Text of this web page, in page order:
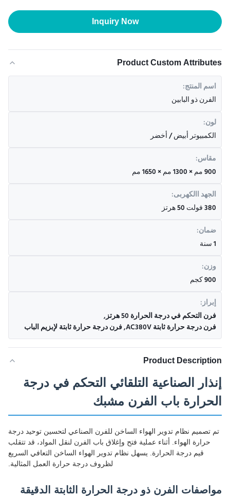
Inquiry Now
Product Custom Attributes
اسم المنتج:
الفرن ذو البابين
لون:
الكمبيوتر أبيض / أخضر
مقاس:
900 مم × 1300 مم × 1650 مم
الجهد االكهربى:
380 فولت 50 هرتز
ضمان:
1 سنة
وزن:
900 كجم
إبراز:
فرن التحكم في درجة الحرارة 50 هرتز
,
فرن درجة حرارة ثابتة AC380V ,فرن درجة حرارة ثابتة لإبزيم الباب
Product Description
إنذار الصناعية التلقائي التحكم في درجة
الحرارة باب الفرن مشبك
تم تصميم نظام تدوير الهواء الساخن للفرن الصناعي لتحسين توحيد درجة
حرارة الهواء. أثناء عملية فتح وإغلاق باب الفرن لنقل المواد، قد تتقلب
قيم درجة الحرارة. يسهل نظام تدوير الهواء الساخن التعافي السريع
لظروف درجة حرارة العمل المثالية.
مواصفات الفرن ذو درجة الحرارة الثابتة الدقيقة